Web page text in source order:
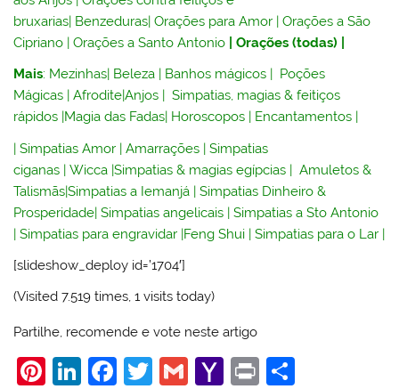
bruxarias| Benzeduras|Orações para Amor |Orações a São
Cipriano |Orações a Santo Antonio |Orações (todas)
Mais: Mezinhas| Beleza | Banhos mágicos | Poções
Mágicas |Afrodite|Anjos |Simpatias, magias & feitiços
rápidos |Magia das Fadas| Horoscopos | Encantamentos |
|Simpatias Amor |Amarrações |Simpatias
ciganas |Wicca |Simpatias & magias egípcias |Amuletos &
Talismãs|Simpatias a Iemanjá |Simpatias Dinheiro &
Prosperidade|Simpatias angelicais |Simpatias a Sto Antonio
|Simpatias para engravidar |Feng Shui |Simpatias para o Lar |
[slideshow_deploy id=’1704′]
(Visited 7.519 times, 1 visits today)
Partilhe, recomende e vote neste artigo
Pi
Li
F
T
G
Y
Pr